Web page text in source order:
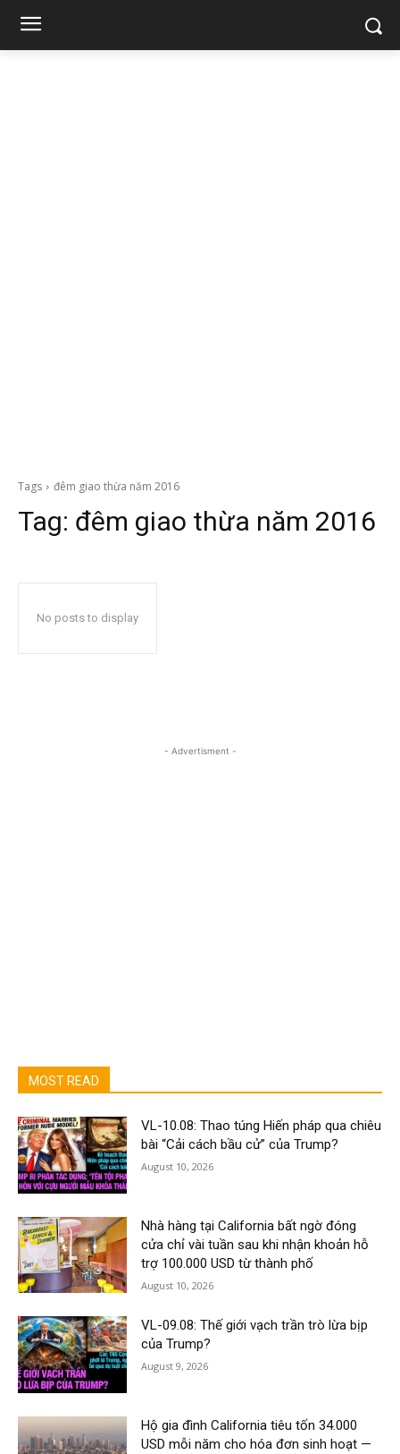
Tags đêm giao thừa năm 2016
Tag: đêm giao thừa năm 2016
No posts to display
- Advertisment -
MOST READ
VL-10.08: Thao túng Hiến pháp qua chiêu
bài “Cải cách bầu cử” của Trump?
August 10, 2026
Nhà hàng tại California bất ngờ đóng
cửa chỉ vài tuần sau khi nhận khoản hỗ
trợ 100.000 USD từ thành phố
August 10, 2026
VL-09.08: Thế giới vạch trần trò lừa bịp
của Trump?
August 9, 2026
Hộ gia đình California tiêu tốn 34.000
USD mỗi năm cho hóa đơn sinh hoạt —